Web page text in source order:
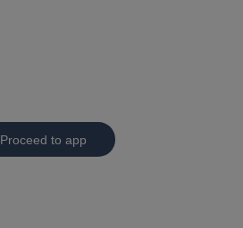
Proceed to app